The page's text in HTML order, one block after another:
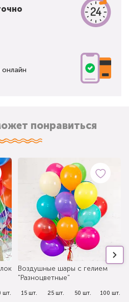
понравиться
шт.
Воздушные шары с гелием
"Разноцветные"
15 шт. 25 шт. 50 шт. 100 шт.